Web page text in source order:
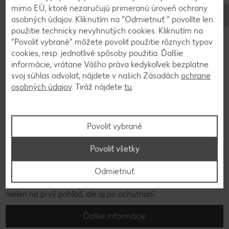
Pozrite si našu bohatú ponuku pečiva!
Samozrejme, aj v našom oddelení pekárenských a
mrazených výrobkov nájdete salámovú pizzu. V našej
pekárni si zakladáme na čerstvosti a vďaka Kaufland
záväzku k čerstvosti vám ponúkame kvalitu, ktorá je zrejmá
nielen na prvý pohľad, ale aj po ochutnaní.
Ďalšie informácie
mimo EÚ, ktoré nezaručujú primeranú úroveň ochrany
osobných údajov. Kliknutím na “Odmietnuť ” povolíte len
použitie technicky nevyhnutých cookies. Kliknutím na
“Povoliť vybrané” môžete povoliť použitie rôznych typov
cookies, resp. jednotlivé spôsoby použitia. Ďalšie
informácie, vrátane Vášho práva kedykoľvek bezplatne
svoj súhlas odvolať, nájdete v našich Zásadách ochrane
osobných údajov. Tiráž nájdete tu.
Povoliť vybrané
Odmietnuť
Povoliť všetky